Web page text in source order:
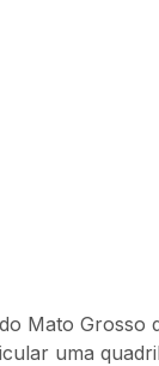
Mato Grosso
uma